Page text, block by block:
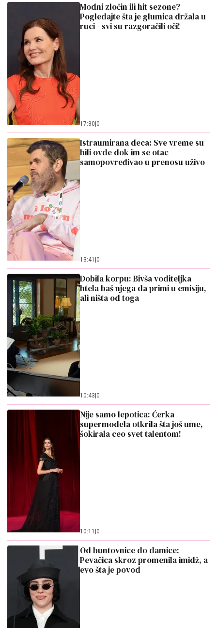
Modni zločin ili hit sezone?
Pogledajte šta je glumica držala u
ruci - svi su razgoračili oči!
17:30|0
Istraumirana deca: Sve vreme su
bili ovde dok im se otac
samopovređivao u prenosu uživo
13:41 |0
Dobila korpu: Bivša voditeljka
htela baš njega da primi u emisiju,
ali ništa od toga
10:43|0
Nije samo lepotica: Ćerka
supermodela otkrila šta još ume,
šokirala ceo svet talentom!
10:11 |0
Od buntovnice do damice:
Pevačica skroz promenila imidž, a
evo šta je povod